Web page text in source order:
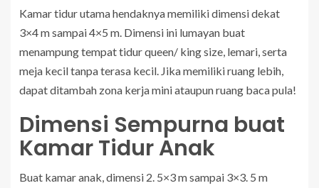
Kamar tidur utama hendaknya memiliki dimensi dekat
3×4 m sampai 4×5 m. Dimensi ini lumayan buat
menampung tempat tidur queen/ king size, lemari, serta
meja kecil tanpa terasa kecil. Jika memiliki ruang lebih,
dapat ditambah zona kerja mini ataupun ruang baca pula!
Dimensi Sempurna buat
Kamar Tidur Anak
Buat kamar anak, dimensi 2. 5×3 m sampai 3×3. 5 m